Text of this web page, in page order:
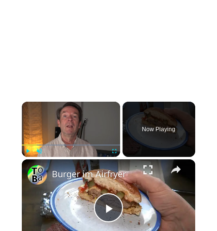
Unmute Fullscreen
Now Playing
Play
Burger im Airfryer